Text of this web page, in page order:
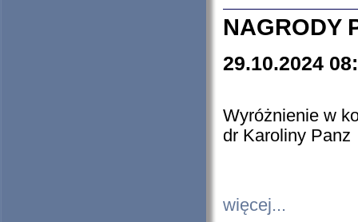
NAGRODY
29.10.2024
Wyróżnienie w
dr Karoliny Panz
więcej...